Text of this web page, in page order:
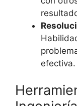
efectiva.